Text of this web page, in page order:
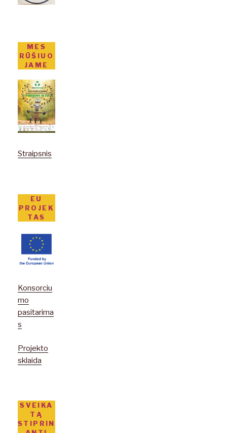
MES
RŪŠIUO
JAME
Straipsnis
EU
PROJEK
TAS
Konsorciu
mo
pasitarima
s
Projekto
sklaida
SVEIKA
TĄ
STIPRIN